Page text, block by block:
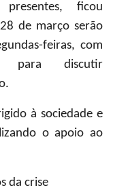
presentes, ficou
de março serão
feiras, com
para discutir
à sociedade e
o apoio ao
da crise